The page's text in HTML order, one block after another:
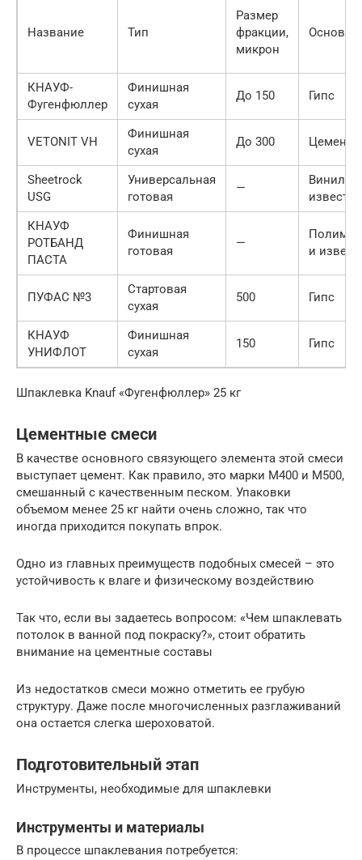
Название Тип
Размер
фракции,
микрон
Основа
КНАУФ-
Фугенфюллер
Финишная
сухая
До 150 Гипс
VETONIT VH
Финишная
сухая
До 300 Цемент
Sheetrock
USG
Универсальная
готовая
—
Винил и
известь
КНАУФ
РОТБАНД
ПАСТА
Финишная
готовая
—
и
ПУФАС №3
Стартовая
сухая
500 Гипс
КНАУФ
УНИФЛОТ
Финишная
сухая
150 Гипс
Шпаклевка Knauf «Фугенфюллер» 25 кг
Цементные смеси
В качестве основного связующего элемента этой смеси
выступает цемент. Как правило, это марки М400 и М500,
смешанный с качественным песком. Упаковки
объемом менее 25 кг найти очень сложно, так что
иногда приходится покупать впрок.
Одно из главных преимуществ подобных смесей – это
устойчивость к влаге и физическому воздействию
Так что, если вы задаетесь вопросом: «Чем шпаклевать
потолок в ванной под покраску?», стоит обратить
внимание на цементные составы
Из недостатков смеси можно отметить ее грубую
структуру. Даже после многочисленных разглаживаний
она остается слегка шероховатой.
Подготовительный этап
Инструменты, необходимые для шпаклевки
Инструменты и материалы
В процессе шпаклевания потребуется: